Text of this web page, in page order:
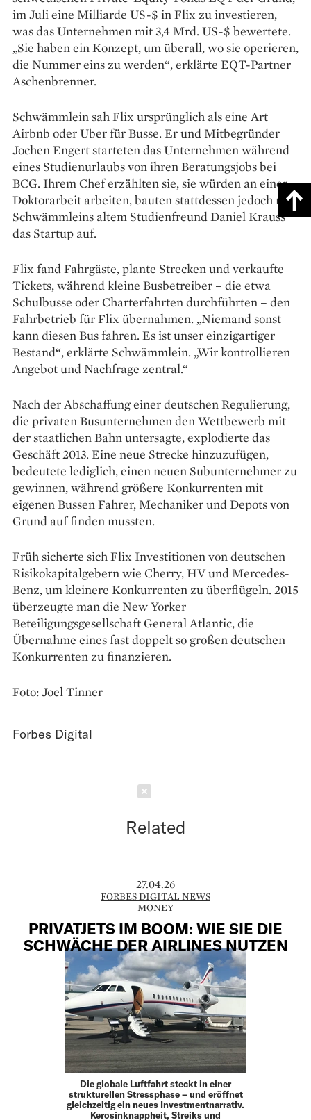
im Juli eine Milliarde US-$ in Flix zu investieren,
was das Unternehmen mit 3,4 Mrd. US-$ bewertete.
„Sie haben ein Konzept, um überall, wo sie operieren,
die Nummer eins zu werden“, erklärte EQT-Partner
Aschenbrenner.
Schwämmlein sah Flix ursprünglich als eine Art
Airbnb oder Uber für Busse. Er und Mitbegründer
Jochen Engert starteten das Unternehmen während
eines Studienurlaubs von ihren Beratungsjobs bei
BCG. Ihrem Chef erzählten sie, sie würden an einer
Doktorarbeit arbeiten, bauten stattdessen jedoch mit
Schwämmleins altem Studienfreund Daniel Krauss
das Startup auf.
Flix fand Fahrgäste, plante Strecken und verkaufte
Tickets, während kleine Busbetreiber – die etwa
Schulbusse oder Charterfahrten durchführten – den
Fahrbetrieb für Flix übernahmen. „Niemand sonst
kann diesen Bus fahren. Es ist unser einzigartiger
Bestand“, erklärte Schwämmlein. „Wir kontrollieren
Angebot und Nachfrage zentral.“
Nach der Abschaffung einer deutschen Regulierung,
die privaten Busunternehmen den Wettbewerb mit
der staatlichen Bahn untersagte, explodierte das
Geschäft 2013. Eine neue Strecke hinzuzufügen,
bedeutete lediglich, einen neuen Subunternehmer zu
gewinnen, während größere Konkurrenten mit
eigenen Bussen Fahrer, Mechaniker und Depots von
Grund auf finden mussten.
Früh sicherte sich Flix Investitionen von deutschen
Risikokapitalgebern wie Cherry, HV und Mercedes-
Benz, um kleinere Konkurrenten zu überflügeln. 2015
überzeugte man die New Yorker
Beteiligungsgesellschaft General Atlantic, die
Übernahme eines fast doppelt so großen deutschen
Konkurrenten zu finanzieren.
Foto: Joel Tinner
Forbes Digital
Related
27.04.26
FORBES DIGITAL NEWS
MONEY
PRIVATJETS IM BOOM: WIE SIE DIE
SCHWÄCHE DER AIRLINES NUTZEN
Die globale Luftfahrt steckt in einer
strukturellen Stressphase – und eröffnet
gleichzeitig ein neues Investmentnarrativ.
Kerosinknappheit, Streiks und